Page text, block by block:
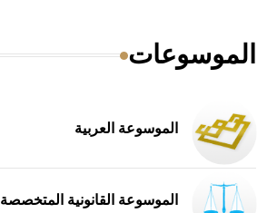
الموسوعات
الموسوعة العربية
الموسوعة القانونية المتخصصة